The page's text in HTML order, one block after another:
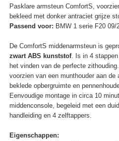
Pasklare armsteun ComfortS,
bekleed met donker antraciet grijze
Passend voor: BMW 1 serie F20 09/
De ComfortS middenarmsteun is
zwart ABS kunststof. Is in 4
het vinden van de perfecte
voorzien van een munthouder aan de
beklede opbergruimte en
Eenvoudige montage in circa 10
middenconsole, begeleid met een
handleiding en 4 zelftappers.
Eigenschappen: